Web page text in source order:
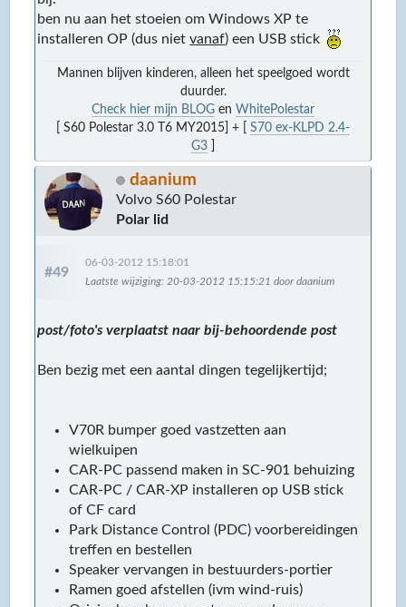
ben nu aan het stoeien om Windows XP te
installeren OP (dus nietvanaf) een USB stick
Mannen blijven kinderen, alleen het speelgoed wordt
duurder.
Check hier mijn BLOG en WhitePolestar
[ S60 Polestar 3.0 T6 MY2015] + [ S70 ex-KLPD 2.4-
G3 ]
daanium
Volvo S60 Polestar
Polar lid
#49
06-03-2012 15:18:01
Laatste wijziging: 20-03-2012 15:15:21 door daanium
post/foto's verplaatst naar bij-behoordende post
Ben bezig met een aantal dingen tegelijkertijd;
V70R bumper goed vastzetten aan
wielkuipen
CAR-PC passend maken in SC-901 behuizing
CAR-PC / CAR-XP installeren op USB stick
of CF card
Park Distance Control (PDC) voorbereidingen
treffen en bestellen
Speaker vervangen in bestuurders-portier
Ramen goed afstellen (ivm wind-ruis)